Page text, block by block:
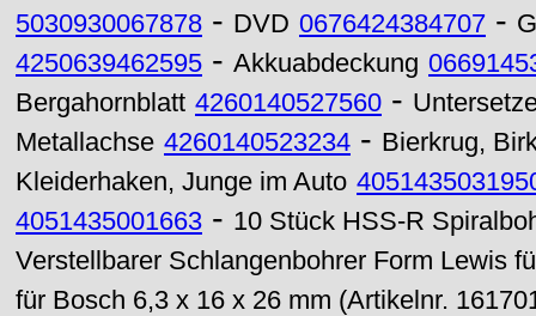
5030930067878 - DVD 0676424384707 -
4250639462595 - Akkuabdeckung
Bergahornblatt 4260140527560 -
Metallachse 4260140523234 - Bierkrug,
Kleiderhaken, Junge im Auto
4051435001663 - 10 Stück HSS-R
Verstellbarer Schlangenbohrer Form Lewis
für Bosch 6,3 x 16 x 26 mm (Artikelnr.